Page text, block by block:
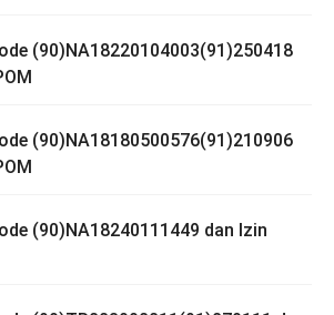
(90)NA18220104003(91)250418
(90)NA18180500576(91)210906
(90)NA18240111449 dan Izin